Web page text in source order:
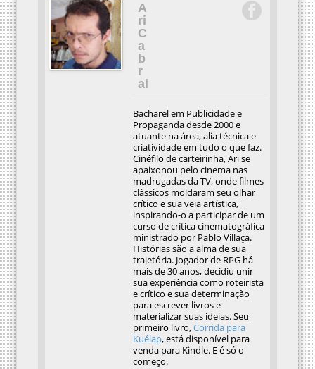
A
ri
C
a
b
r
al
Bacharel em Publicidade e
Propaganda desde 2000 e
atuante na área, alia técnica e
criatividade em tudo o que faz.
Cinéfilo de carteirinha, Ari se
apaixonou pelo cinema nas
madrugadas da TV, onde filmes
clássicos moldaram seu olhar
crítico e sua veia artística,
inspirando-o a participar de um
curso de crítica cinematográfica
ministrado por Pablo Villaça.
Histórias são a alma de sua
trajetória. Jogador de RPG há
mais de 30 anos, decidiu unir
sua experiência como roteirista
e crítico e sua determinação
para escrever livros e
materializar suas ideias. Seu
primeiro livro,Corrida para
Kuélap, está disponível para
venda para Kindle. E é só o
começo.